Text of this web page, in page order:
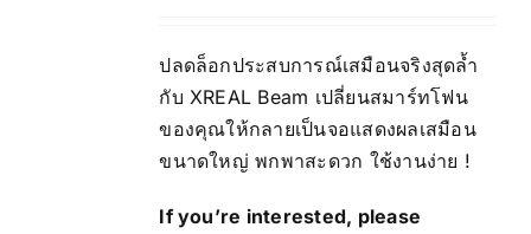
ปลดล็อกประสบการณ์เสมือนจริงสุดล้ำ
กับ XREAL Beam เปลี่ยนสมาร์ทโฟน
ของคุณให้กลายเป็นจอแสดงผลเสมือน
ขนาดใหญ่ พกพาสะดวก ใช้งานง่าย !
If you’re interested, please